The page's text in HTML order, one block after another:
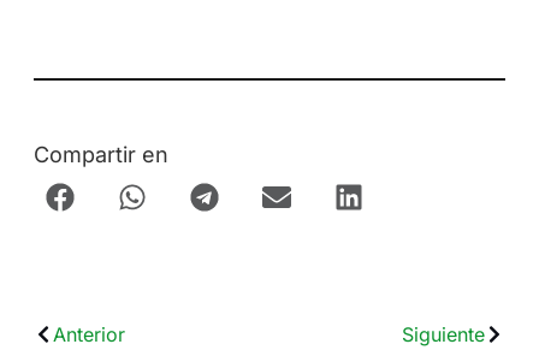
Compartir en
Anterior Siguiente